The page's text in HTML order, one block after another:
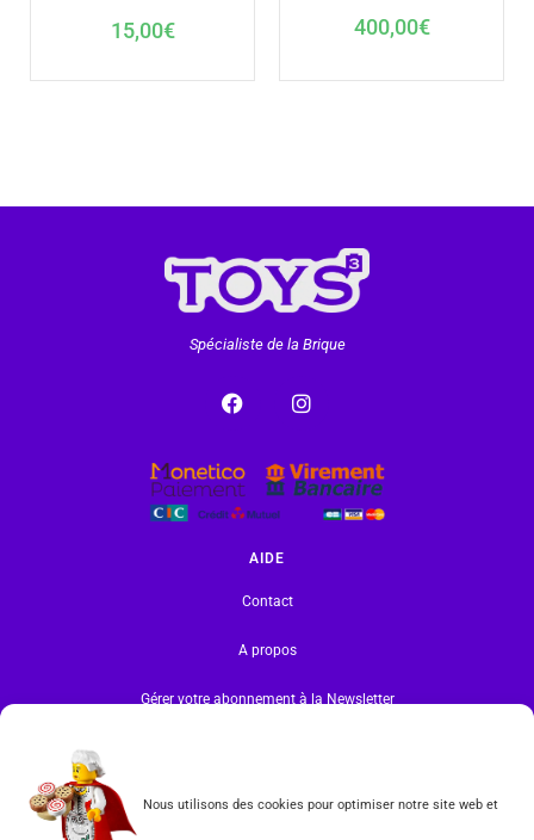
Nous utilisons des cookies pour optimiser notre site web et
15,00€ 400,00€
Spécialiste de la Brique
AIDE
Contact
A propos
Gérer votre abonnement à la Newsletter